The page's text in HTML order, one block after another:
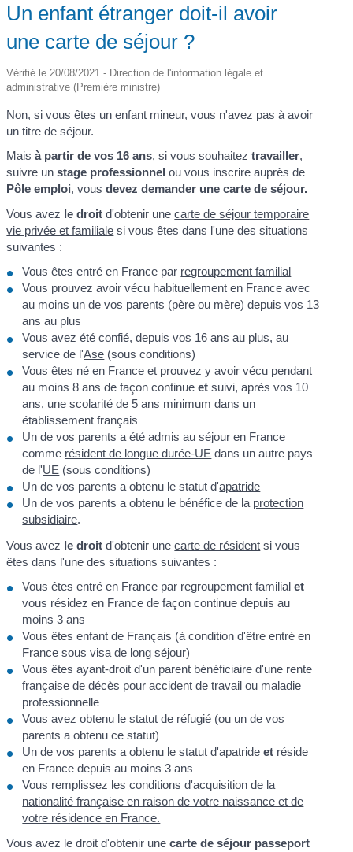
Un enfant étranger doit-il avoir
une carte de séjour ?
Vérifié le 20/08/2021 - Direction de l'information légale et
administrative (Première ministre)
Non, si vous êtes un enfant mineur, vous n'avez pas à avoir
un titre de séjour.
Maisà partir de vos 16 ans, si vous souhaitez travailler,
suivre unstage professionnel ou vous inscrire auprès de
Pôle emploi, vousdevez demander une carte de séjour.
Vous avez le droit d'obtenir unecarte de séjour temporaire
vie privée et familiale si vous êtes dans l'une des situations
suivantes :
Vous êtes entré en France par regroupement familial
Vous prouvez avoir vécu habituellement en France avec
au moins un de vos parents (père ou mère) depuis vos 13
ans au plus
Vous avez été confié, depuis vos 16 ans au plus, au
service de l'Ase (sous conditions)
Vous êtes né en France et prouvez y avoir vécu pendant
au moins 8 ans de façon continueet suivi, après vos 10
ans, une scolarité de 5 ans minimum dans un
établissement français
Un de vos parents a été admis au séjour en France
comme résident de longue durée-UE dans un autre pays
de l'UE (sous conditions)
Un de vos parents a obtenu le statut d'apatride
Un de vos parents a obtenu le bénéfice de la protection
subsidiaire.
Vous avez le droit d'obtenir unecarte de résident si vous
êtes dans l'une des situations suivantes :
Vous êtes entré en France par regroupement familialet
vous résidez en France de façon continue depuis au
moins 3 ans
Vous êtes enfant de Français (à condition d'être entré en
France sousvisa de long séjour)
Vous êtes ayant-droit d'un parent bénéficiaire d'une rente
française de décès pour accident de travail ou maladie
professionnelle
Vous avez obtenu le statut de réfugié (ou un de vos
parents a obtenu ce statut)
Un de vos parents a obtenu le statut d'apatrideet réside
en France depuis au moins 3 ans
Vous remplissez les conditions d'acquisition de la
nationalité française en raison de votre naissance et de
votre résidence en France.
Vous avez le droit d'obtenir unecarte de séjour passeport